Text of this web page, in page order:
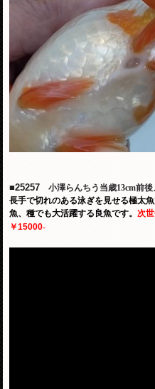
■25257 小澤らんちう当歳13cm前後
長手で切れのある泳ぎを見せる極太
魚、種でも大活躍する良魚です。次
￥15000-